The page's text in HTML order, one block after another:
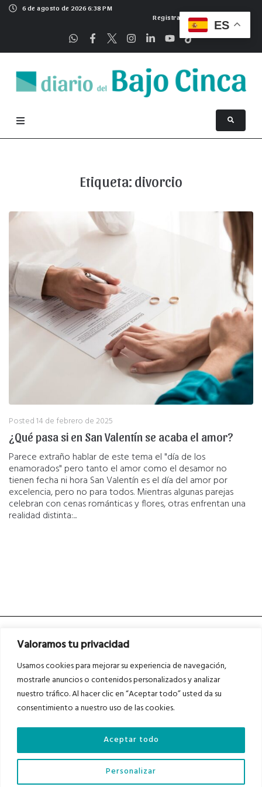
Valoramos tu privacidad
Usamos cookies para mejorar su experiencia de navegación,
mostrarle anuncios o contenidos personalizados y analizar
nuestro tráfico. Al hacer clic en “Aceptar todo” usted da su
consentimiento a nuestro uso de las cookies.
Personalizar
Aceptar todo
6 de agosto de 2026 6:38 PM
Registrarse
Etiqueta: divorcio
Posted14 de febrero de 2025
¿Qué pasa si en San Valentín se acaba el amor?
Parece extraño hablar de este tema el "día de los
enamorados" pero tanto el amor como el desamor no
tienen fecha ni hora San Valentín es el día del amor por
excelencia, pero no para todos. Mientras algunas parejas
celebran con cenas románticas y flores, otras enfrentan una
realidad distinta:...
Asociados a
Auditados por
ES